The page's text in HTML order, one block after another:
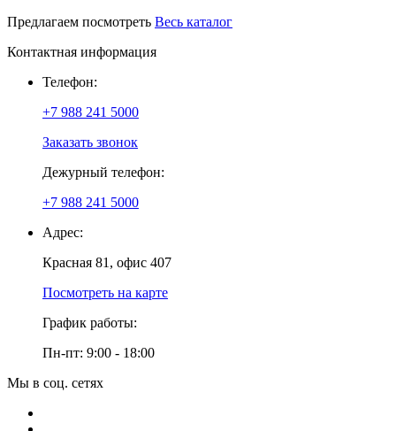
Предлагаем посмотреть Весь каталог
Контактная информация
Телефон:
+7 988 241 5000
Заказать звонок
Дежурный телефон:
+7 988 241 5000
Адрес:
Красная 81, офис 407
Посмотреть на карте
График работы:
Пн-пт: 9:00 - 18:00
Мы в соц. сетях